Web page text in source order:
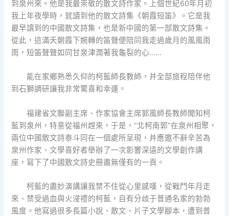
到泉州來。他是我最崇敬的散文詩作家。上個世紀60年月初
我上年夜學時，就讀到他的散文詩集《朝霞短笛》。它是我
最早讀到的中國散文詩集，也是新中國的第一部散文詩集。
從此，這滿天朝霞下婉轉的笛聲便陪同我走過歲月的風風雨
雨，短笛聲聲如同甘泉津潤著我龜裂的心……
能在家鄉熟悉久仰的柯藍師長教師，并全部旅程陪伴他
到石獅調研讓我非常驚喜和幸運。
福建省文聯副主席、作家協會主席郭風師長教師聞知柯
藍到泉州，特意從福州趕來，于是，“北柯南郭”在泉州相聚，
兩位中國散文詩泰斗同在一個處所呈現，并應邀不辭辛苦為
泉州作家、文學喜好者舉辦了一次影響深遠的文學創作講
座，寫下了中國散文詩史冊盡無僅有的一頁。
柯藍的盡妙演講讓我禁不住從心里感嘆，從戰鬥年月走
來、禁受過血與火浸禮的柯藍，自有分歧于普通名家的勃勃
風度。他寫過很多長篇小說、散文、片子文學腳本，遭到普